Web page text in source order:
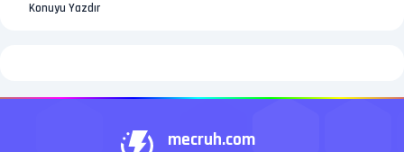
Konuyu Yazdır
mecruh.com